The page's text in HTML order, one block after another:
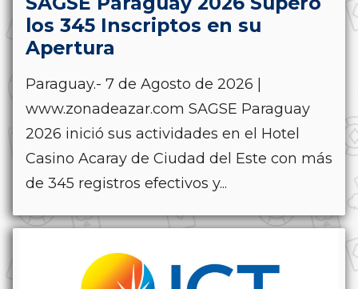
los 345 Inscriptos en su
Apertura
Paraguay.- 7 de Agosto de 2026 |
www.zonadeazar.com SAGSE Paraguay
2026 inició sus actividades en el Hotel
Casino Acaray de Ciudad del Este con más
de 345 registros efectivos y...